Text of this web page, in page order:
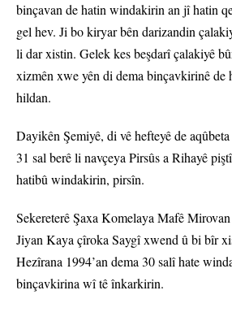
binçavan de hatin windakirin an jî hatin
gel hev. Ji bo kiryar bên darizandin
li dar xistin. Gelek kes beşdarî çalakiyê
xizmên xwe yên di dema binçavkirinê de
hildan.
Dayikên Şemiyê, di vê hefteyê de
31 sal berê li navçeya Pirsûs a Rihayê
hatibû windakirin, pirsîn.
Sekereterê Şaxa Komelaya Mafê
Jiyan Kaya çîroka Saygî xwend û bi bîr
Hezîrana 1994’an dema 30 salî hate
binçavkirina wî tê înkarkirin.